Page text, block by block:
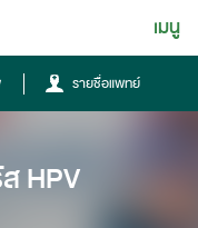
เมนู
รายชื่อแพทย์
HPV